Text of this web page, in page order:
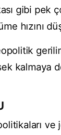
gibi pek
hızını
kalmaya